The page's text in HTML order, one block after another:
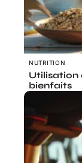
NUTRITION
Utilisation
bienfaits